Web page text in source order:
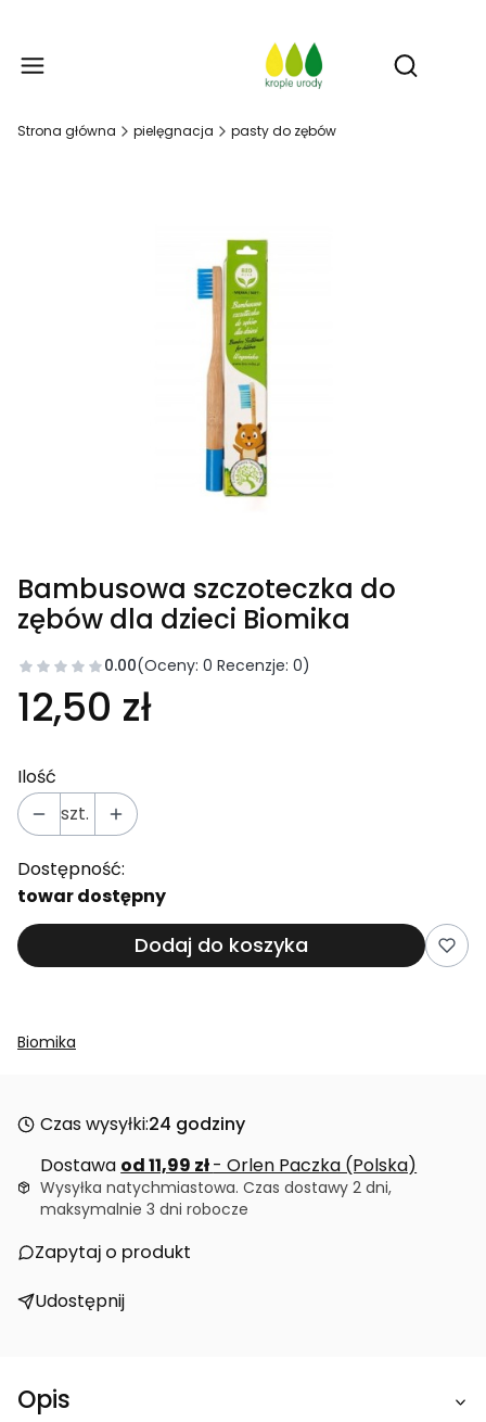
Otwórz
Strona główna pielęgnacja pasty do zębów
Bambusowa szczoteczka do
zębów dla dzieci Biomika
0.00(Oceny: 0 Recenzje: 0)
12,50 zł
Ilość
szt.
Dostępność:
towar dostępny
Dodaj do koszyka
Biomika
Czas wysyłki:24 godziny
Dostawa od 11,99 zł- Orlen Paczka (Polska)
Wysyłka natychmiastowa. Czas dostawy 2 dni,
maksymalnie 3 dni robocze
Zapytaj o produkt
Udostępnij
Opis